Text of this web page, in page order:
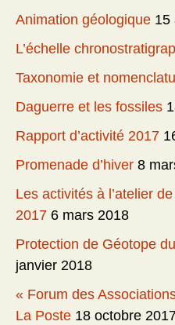
Animation géologique 15
L’échelle
Taxonomie et
Daguerre et les fossiles
Rapport d’activité 2017
Promenade d’hiver 8
Les activités à l’atelier
2017 6 mars 2018
Protection de Géotope
janvier 2018
« Forum des
La Poste 18 octobre